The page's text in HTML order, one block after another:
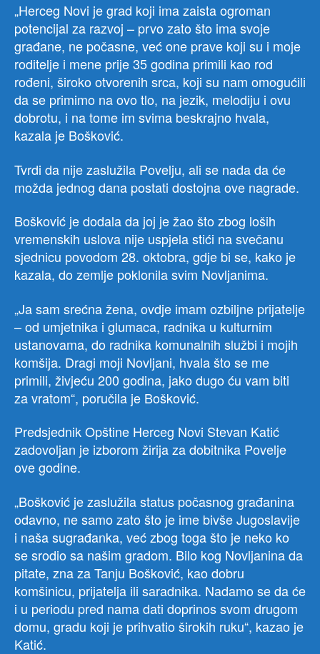
„Herceg Novi je grad koji ima zaista ogroman
potencijal za razvoj – prvo zato što ima svoje
građane, ne počasne, već one prave koji su i moje
roditelje i mene prije 35 godina primili kao rod
rođeni, široko otvorenih srca, koji su nam omogućili
da se primimo na ovo tlo, na jezik, melodiju i ovu
dobrotu, i na tome im svima beskrajno hvala,
kazala je Bošković.
Tvrdi da nije zaslužila Povelju, ali se nada da će
možda jednog dana postati dostojna ove nagrade.
Bošković je dodala da joj je žao što zbog loših
vremenskih uslova nije uspjela stići na svečanu
sjednicu povodom 28. oktobra, gdje bi se, kako je
kazala, do zemlje poklonila svim Novljanima.
„Ja sam srećna žena, ovdje imam ozbiljne prijatelje
– od umjetnika i glumaca, radnika u kulturnim
ustanovama, do radnika komunalnih službi i mojih
komšija. Dragi moji Novljani, hvala što se me
primili, živjeću 200 godina, jako dugo ću vam biti
za vratom“, poručila je Bošković.
Predsjednik Opštine Herceg Novi Stevan Katić
zadovoljan je izborom žirija za dobitnika Povelje
ove godine.
„Bošković je zaslužila status počasnog građanina
odavno, ne samo zato što je ime bivše Jugoslavije
i naša sugrađanka, već zbog toga što je neko ko
se srodio sa našim gradom. Bilo kog Novljanina da
pitate, zna za Tanju Bošković, kao dobru
komšinicu, prijatelja ili saradnika. Nadamo se da će
i u periodu pred nama dati doprinos svom drugom
domu, gradu koji je prihvatio širokih ruku“, kazao je
Katić.